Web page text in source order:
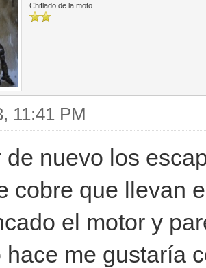
Chiflado de la moto
11:41 PM
de nuevo los
cobre que llevan
el motor y
hace me gustaría